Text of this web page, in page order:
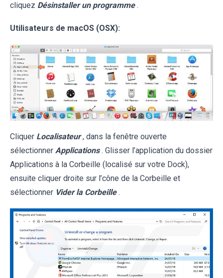
cliquez Désinstaller un programme .
Utilisateurs de macOS (OSX):
Cliquer Localisateur , dans la fenêtre ouverte
sélectionner Applications . Glisser l’application du dossier
Applications à la Corbeille (localisé sur votre Dock),
ensuite cliquer droite sur l’cône de la Corbeille et
sélectionner Vider la Corbeille .